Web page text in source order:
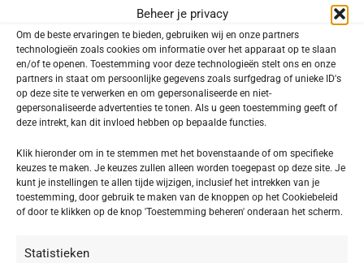
Beheer je privacy
Om de beste ervaringen te bieden, gebruiken wij en onze partners
technologieën zoals cookies om informatie over het apparaat op te slaan
en/of te openen. Toestemming voor deze technologieën stelt ons en onze
partners in staat om persoonlijke gegevens zoals surfgedrag of unieke ID's
op deze site te verwerken en om gepersonaliseerde en niet-
gepersonaliseerde advertenties te tonen. Als u geen toestemming geeft of
deze intrekt, kan dit invloed hebben op bepaalde functies.
Klik hieronder om in te stemmen met het bovenstaande of om specifieke
keuzes te maken. Je keuzes zullen alleen worden toegepast op deze site. Je
kunt je instellingen te allen tijde wijzigen, inclusief het intrekken van je
toestemming, door gebruik te maken van de knoppen op het Cookiebeleid
of door te klikken op de knop 'Toestemming beheren' onderaan het scherm.
Statistieken
De opvolger van de Triple Pro-Retinol Renewal Cream
Verrijkt met waardevolle aminozuren, niacinamide en vitamine F, biedt
deze crème intensieve verzorging en versterkt de natuurlijke
huidbeschermingsbarrière. Het resultaat is een zichtbaar gladder en
gelijkmatiger huidbeeld.
Belangrijkste Ingrediënten en Voordelen:
Triple Pro-Retinol-complex (4,2%):
Retinylpalmitaat: Een stabiele vorm van vitamine A met antioxiderende
UV-straling en vervuiling. Het helpt pigmentvlekken te verminderen en